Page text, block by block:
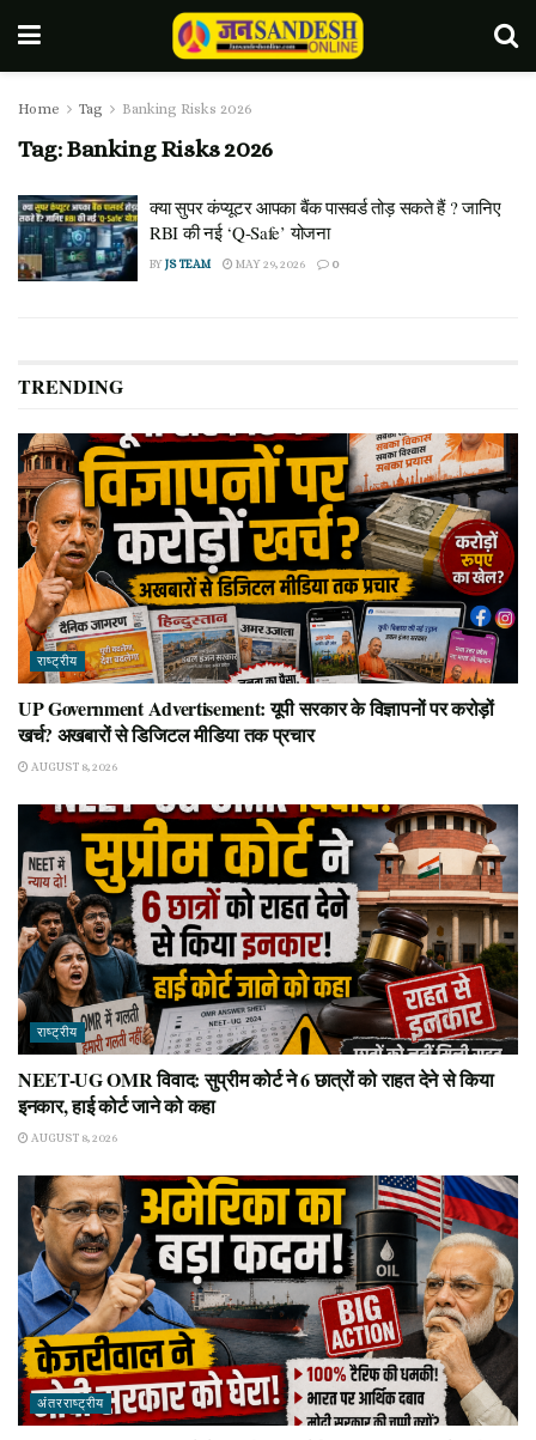
Home Tag Banking Risks 2026
Tag:Banking Risks 2026
क्या सुपर कंप्यूटर आपका बैंक पासवर्ड तोड़ सकते हैं ? जानिए
RBI की नई ‘Q-Safe’ योजना
BYJS TEAM MAY 29, 2026 0
TRENDING
राष्ट्रीय
UP Government Advertisement: यूपी सरकार के विज्ञापनों पर करोड़ों
खर्च? अखबारों से डिजिटल मीडिया तक प्रचार
AUGUST 8, 2026
राष्ट्रीय
NEET-UG OMR विवाद: सुप्रीम कोर्ट ने 6 छात्रों को राहत देने से किया
इनकार, हाई कोर्ट जाने को कहा
AUGUST 8, 2026
अंतरराष्ट्रीय